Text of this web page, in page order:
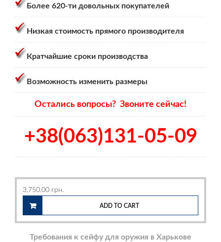
Более 620-ти довольных покупателей
Низкая стоимость прямого производителя
Кратчайшие сроки производства
Возможность изменить размеры
Остались вопросы? Звоните сейчас!
+38(063)131-05-09
3,750.00 грн.
ADD TO CART
Требования к сейфу для оружия в Харькове